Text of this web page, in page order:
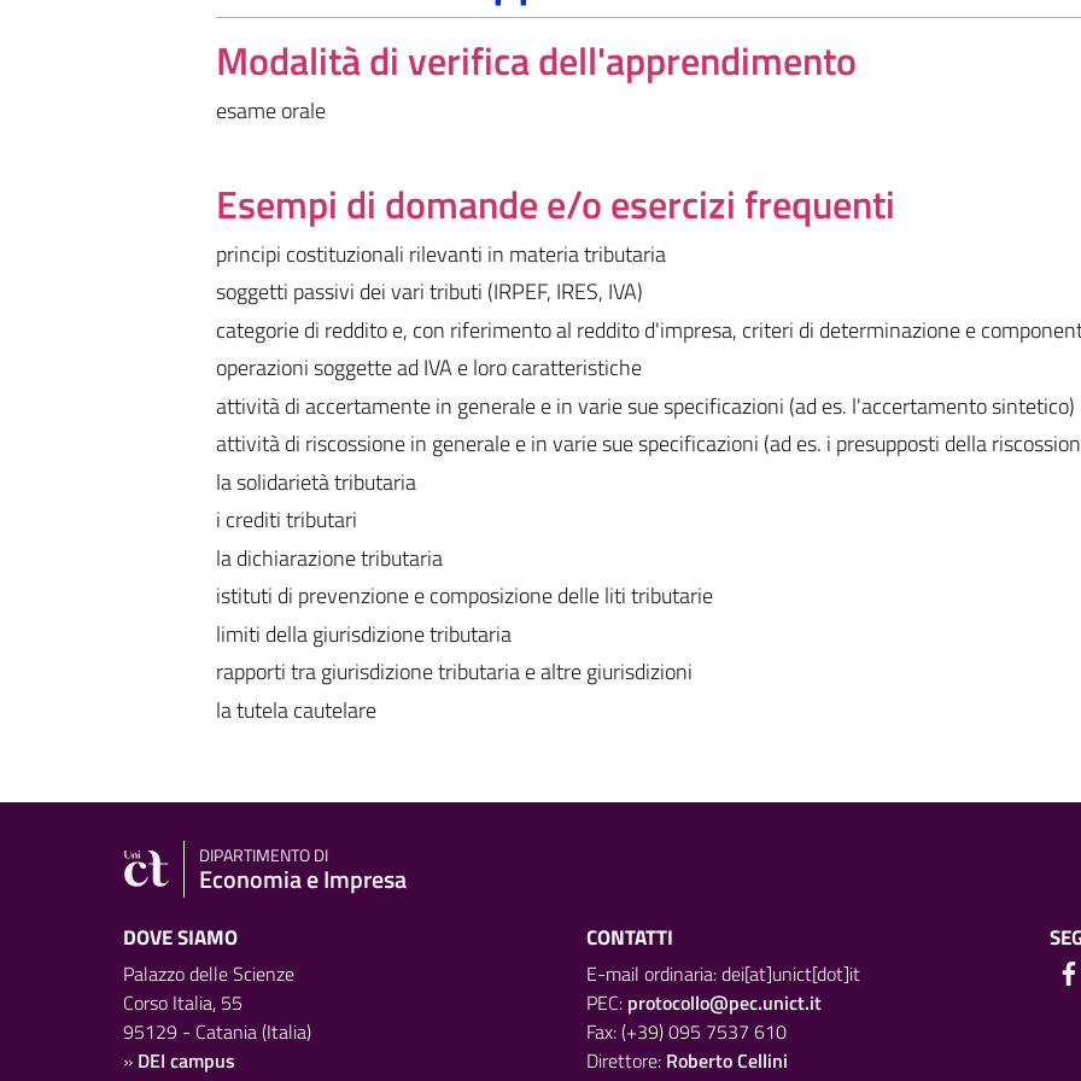
Modalità di verifica dell'apprendimento
esame orale
Esempi di domande e/o esercizi frequenti
principi costituzionali rilevanti in materia tributaria
soggetti passivi dei vari tributi (IRPEF, IRES, IVA)
categorie di reddito e, con riferimento al reddito d'impresa, criteri di determinazione e
operazioni soggette ad IVA e loro caratteristiche
attività di accertamente in generale e in varie sue specificazioni (ad es. l'accertamento sintetico)
attività di riscossione in generale e in varie sue specificazioni (ad es. i presupposti della
la solidarietà tributaria
i crediti tributari
la dichiarazione tributaria
istituti di prevenzione e composizione delle liti tributarie
limiti della giurisdizione tributaria
rapporti tra giurisdizione tributaria e altre giurisdizioni
la tutela cautelare
DIPARTIMENTO DI
Economia e Impresa
DOVE SIAMO
Palazzo delle Scienze
Corso Italia, 55
95129 - Catania (Italia)
» DEI campus
CONTATTI
E-mail ordinaria: dei[at]unict[dot]it
PEC: protocollo@pec.unict.it
Fax: (+39) 095 7537 610
Direttore: Roberto Cellini